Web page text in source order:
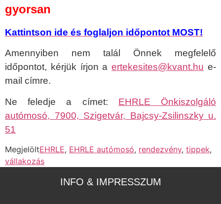
gyorsan
Kattintson ide és foglaljon időpontot MOST!
Amennyiben nem talál Önnek megfelelő
időpontot, kérjük írjon aertekesites@kvant.hu e-
mail címre.
Ne feledje a címet: EHRLE Önkiszolgáló
autómosó, 7900, Szigetvár, Bajcsy-Zsilinszky u.
51
MegjelöltEHRLE, EHRLE autómosó, rendezvény, tippek,
vállakozás
INFO & IMPRESSZUM